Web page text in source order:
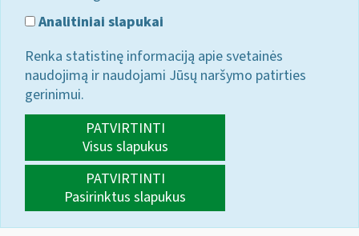
Analitiniai slapukai
Renka statistinę informaciją apie svetainės
naudojimą ir naudojami Jūsų naršymo patirties
gerinimui.
PATVIRTINTI
Visus slapukus
PATVIRTINTI
Pasirinktus slapukus